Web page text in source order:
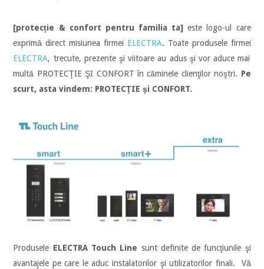
[protecție & confort pentru familia ta] este logo-ul care
exprimă direct misiunea firmei ELECTRA. Toate produsele firmei
ELECTRA, trecute, prezente şi viitoare au adus şi vor aduce mai
multă PROTECŢIE ŞI CONFORT în căminele clienţilor noştri. Pe
scurt, asta vindem: PROTECŢIE și CONFORT.
Produsele ELECTRA Touch Line sunt definite de funcţiunile şi
avantajele pe care le aduc instalatorilor şi utilizatorilor finali. Vă